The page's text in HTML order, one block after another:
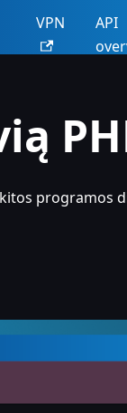
VPN
API
programos